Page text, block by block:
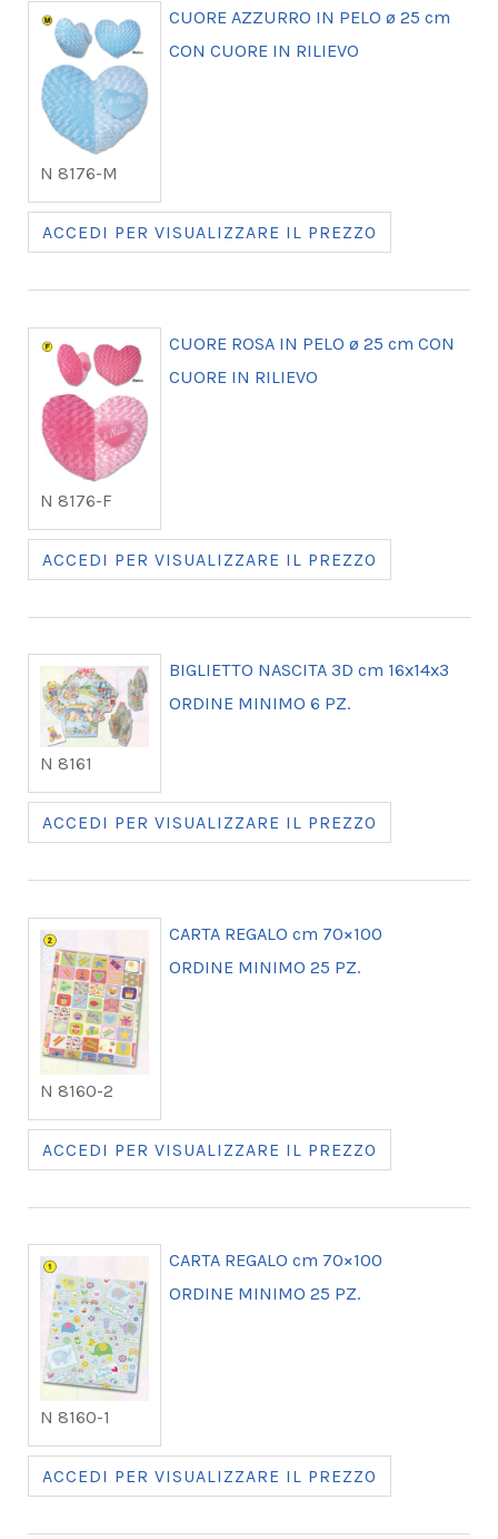
N 8176-M
CUORE AZZURRO IN PELO ø 25 cm
CON CUORE IN RILIEVO
ACCEDI PER VISUALIZZARE IL PREZZO
N 8176-F
CUORE ROSA IN PELO ø 25 cm CON
CUORE IN RILIEVO
ACCEDI PER VISUALIZZARE IL PREZZO
N 8161
BIGLIETTO NASCITA 3D cm 16x14x3
ORDINE MINIMO 6 PZ.
ACCEDI PER VISUALIZZARE IL PREZZO
N 8160-2
CARTA REGALO cm 70×100
ORDINE MINIMO 25 PZ.
ACCEDI PER VISUALIZZARE IL PREZZO
N 8160-1
CARTA REGALO cm 70×100
ORDINE MINIMO 25 PZ.
ACCEDI PER VISUALIZZARE IL PREZZO